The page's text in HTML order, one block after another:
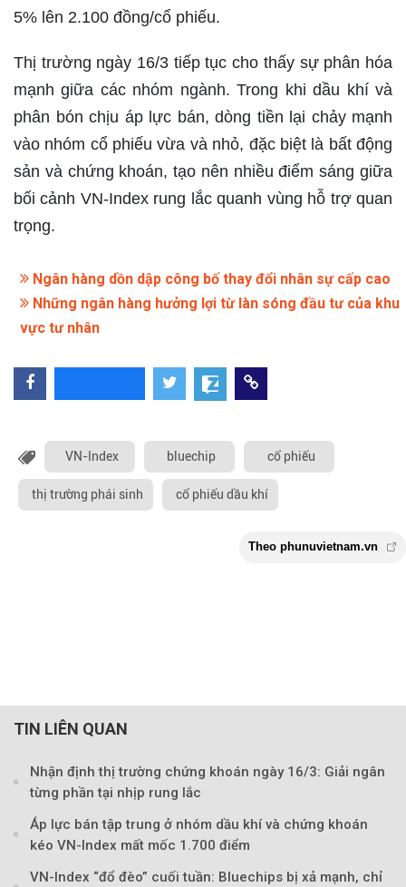
5% lên 2.100 đồng/cổ phiếu.
Thị trường ngày 16/3 tiếp tục cho thấy sự phân hóa
mạnh giữa các nhóm ngành. Trong khi dầu khí và
phân bón chịu áp lực bán, dòng tiền lại chảy mạnh
vào nhóm cổ phiếu vừa và nhỏ, đặc biệt là bất động
sản và chứng khoán, tạo nên nhiều điểm sáng giữa
bối cảnh VN-Index rung lắc quanh vùng hỗ trợ quan
trọng.
Ngân hàng dồn dập công bố thay đổi nhân sự cấp cao
Những ngân hàng hưởng lợi từ làn sóng đầu tư của khu
vực tư nhân
VN-Index bluechip cổ phiếu
thị trường phái sinh cổ phiếu dầu khí
TIN LIÊN QUAN
Nhận định thị trường chứng khoán ngày 16/3: Giải ngân
từng phần tại nhịp rung lắc
Áp lực bán tập trung ở nhóm dầu khí và chứng khoán
kéo VN-Index mất mốc 1.700 điểm
VN-Index “đổ đèo” cuối tuần: Bluechips bị xả mạnh, chỉ